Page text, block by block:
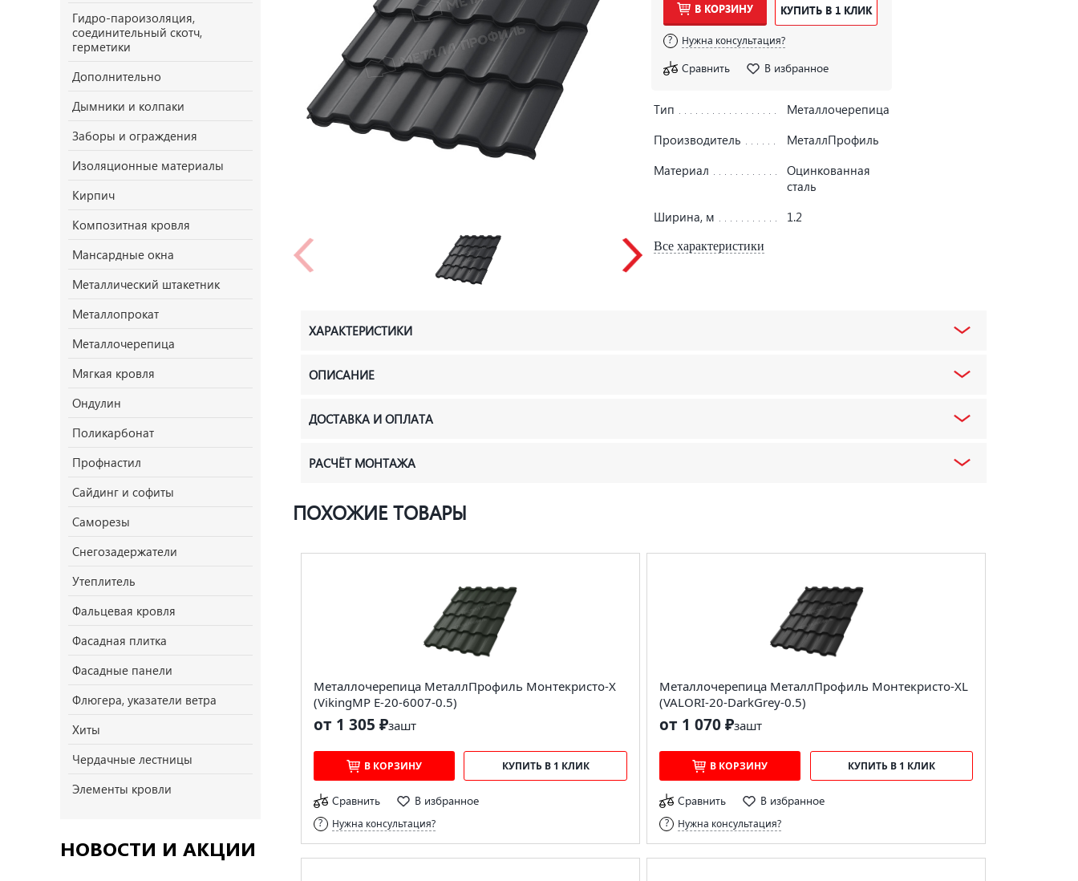
Гидро-пароизоляция,
соединительный скотч,
герметики
Дополнительно
Дымники и колпаки
Заборы и ограждения
Изоляционные материалы
Кирпич
Композитная кровля
Мансардные окна
Металлический штакетник
Металлопрокат
Металлочерепица
Мягкая кровля
Ондулин
Поликарбонат
Профнастил
Сайдинг и софиты
Саморезы
Снегозадержатели
Утеплитель
Фальцевая кровля
Фасадная плитка
Фасадные панели
Флюгера, указатели ветра
Хиты
Чердачные лестницы
Элементы кровли
НОВОСТИ И АКЦИИ
В КОРЗИНУ КУПИТЬ В 1 КЛИК
Нужна консультация?
Сравнить В избранное
Тип
Металлочерепица
Производитель
МеталлПрофиль
Материал
Оцинкованная
сталь
Ширина, м
1.2
Все характеристики
ХАРАКТЕРИСТИКИ
ОПИСАНИЕ
ДОСТАВКА И ОПЛАТА
РАСЧЁТ МОНТАЖА
ПОХОЖИЕ ТОВАРЫ
Металлочерепица МеталлПрофиль Монтекристо-X
(VikingMP E-20-6007-0.5)
от 1 305 ₽зашт
В КОРЗИНУ КУПИТЬ В 1 КЛИК
Сравнить В избранное
Нужна консультация?
Металлочерепица МеталлПрофиль Монтекристо-XL
(VALORI-20-DarkGrey-0.5)
от 1 070 ₽зашт
В КОРЗИНУ КУПИТЬ В 1 КЛИК
Сравнить В избранное
Нужна консультация?